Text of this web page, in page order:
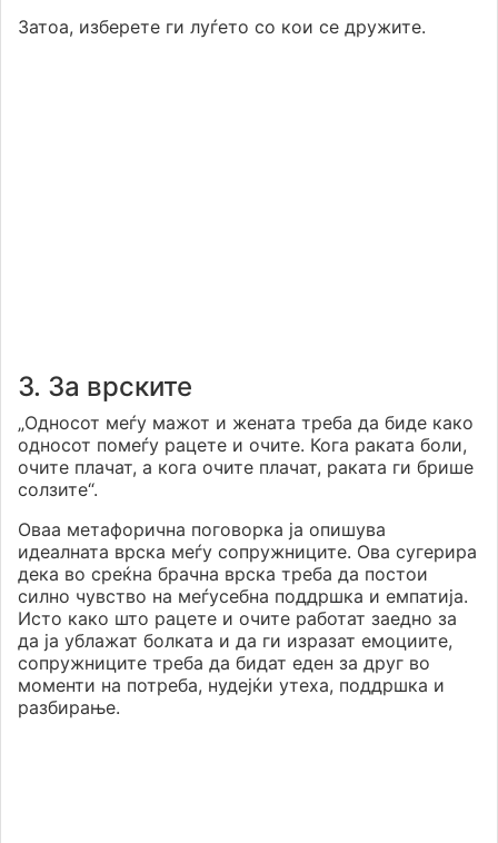
Затоа, изберете ги луѓето со кои се дружите.
3. За врските
„Односот меѓу мажот и жената треба да биде како
односот помеѓу рацете и очите. Кога раката боли,
очите плачат, а кога очите плачат, раката ги брише
солзите“.
Оваа метафорична поговорка ја опишува
идеалната врска меѓу сопружниците. Ова сугерира
дека во среќна брачна врска треба да постои
силно чувство на меѓусебна поддршка и емпатија.
Исто како што рацете и очите работат заедно за
да ја ублажат болката и да ги изразат емоциите,
сопружниците треба да бидат еден за друг во
моменти на потреба, нудејќи утеха, поддршка и
разбирање.